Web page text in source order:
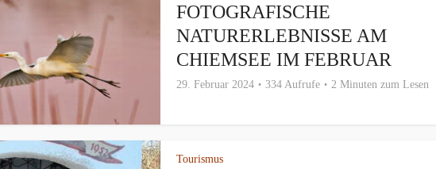
FOTOGRAFISCHE
NATURERLEBNISSE AM
CHIEMSEE IM FEBRUAR
29. Februar 2024 334 Aufrufe 2 Minuten zum Lesen
Tourismus